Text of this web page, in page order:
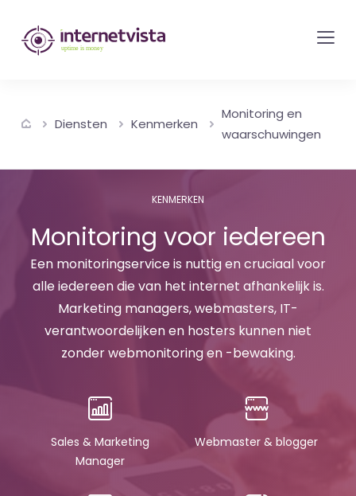
internetvista
monitoring
van
en
internetdiensten
Uptime
is
money
Diensten Kenmerken
Monitoring en
waarschuwingen
KENMERKEN
Monitoring voor iedereen
Een monitoringservice is nuttig en cruciaal voor
alle iedereen die van het internet afhankelijk is.
Marketing managers, webmasters, IT-
verantwoordelijken en hosters kunnen niet
zonder webmonitoring en -bewaking.
Sales & Marketing
Manager
Webmaster & blogger